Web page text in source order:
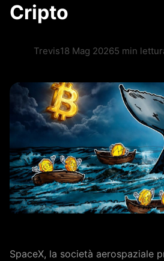
Cripto
Trevis18 Mag 20265 min
SpaceX, la società aerospaziale